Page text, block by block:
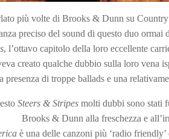
più volte di Brooks & Dunn su
preciso del sound di questo duo
, l’ottavo capitolo della loro eccellente
creato qualche dubbio sulla loro vena
presenza di troppe ballads e una
Steers & Stripesmolti dubbi sono stati
Brooks & Dunn alla freschezza e
è una delle canzoni più ‘radio